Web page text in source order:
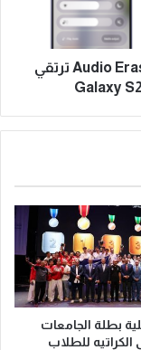
أسرع وتعمل في الوقت الحقيقي: Audio Eraser ترتقي
بطلة الجامعات
الكراتيه للطلاب